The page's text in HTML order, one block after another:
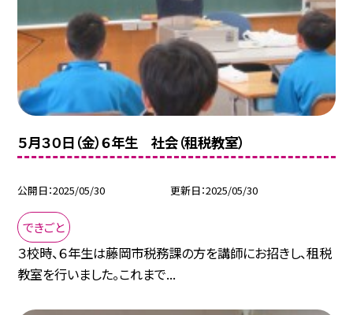
５月３０日（金）６年生 社会（租税教室）
公開日 2025/05/30 更新日 2025/05/30
できごと
３校時、６年生は藤岡市税務課の方を講師にお招きし、租税
教室を行いました。これまで...